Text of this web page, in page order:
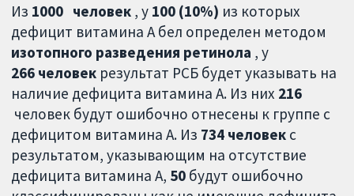
Из 1000 человек , у 100 (10%) из которых
дефицит витамина А бел определен методом
изотопного разведения ретинола , у
266 человек результат РСБ будет указывать на
наличие дефицита витамина А. Из них 216
человек будут ошибочно отнесены к группе с
дефицитом витамина А. Из 734 человек с
результатом, указывающим на отсутствие
дефицита витамина А, 50 будут ошибочно